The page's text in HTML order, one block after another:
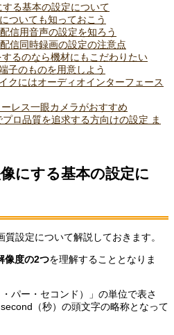
る基本の設定について
ついても知っておこう
信用音声の設定を知ろう
信同時録画の設定の注意点
るのなら機材にもこだわりたい
子のものを用意しよう
クにはオーディオインターフェース
レス一眼カメラがおすすめ
ロ品質を追求する方向けの設定 ま
にする基本の設定に
設定について解説しておきます。
像度の2つを理解することとなりま
パー・セコンド）」の単位で表さ
（秒）の頭文字の略称となって